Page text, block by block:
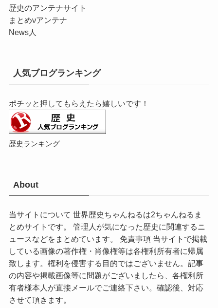
歴史のアンテナサイト
まとめνアンテナ
News人
人気ブログランキング
ポチッと押してもらえたら嬉しいです！
歴史ランキング
About
当サイトについて 世界歴史ちゃんねるは2ちゃんねるま
とめサイトです。 管理人が気になった歴史に関連するニ
ュースなどをまとめています。 免責事項 当サイトで掲載
している画像の著作権・肖像権等は各権利所有者に帰属
致します。権利を侵害する目的ではございません。記事
の内容や掲載画像等に問題がございましたら、各権利所
有者様本人が直接メールでご連絡下さい。確認後、対応
させて頂きます。